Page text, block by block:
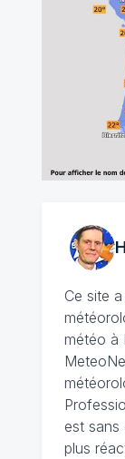
Ce site
météo à
est sans
plus